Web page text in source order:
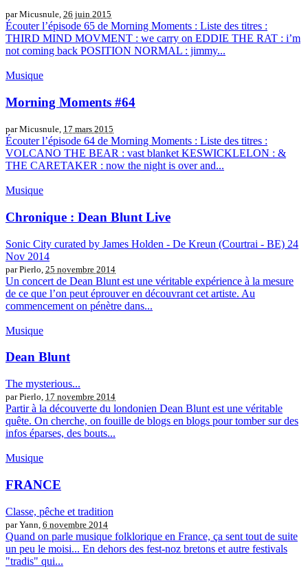
par Micusnule, 26 juin 2015
Écouter l’épisode 65 de Morning Moments : Liste des titres :
THIRD MIND MOVMENT : we carry on EDDIE THE RAT : i’m
not coming back POSITION NORMAL : jimmy...
Musique
Morning Moments #64
par Micusnule, 17 mars 2015
Écouter l’épisode 64 de Morning Moments : Liste des titres :
VOLCANO THE BEAR : vast blanket KESWICKLELON : &
THE CARETAKER : now the night is over and...
Musique
Chronique : Dean Blunt Live
Sonic City curated by James Holden - De Kreun (Courtrai - BE) 24
Nov 2014
par Pierlo, 25 novembre 2014
Un concert de Dean Blunt est une véritable expérience à la mesure
de ce que l’on peut éprouver en découvrant cet artiste. Au
commencement on pénètre dans...
Musique
Dean Blunt
The mysterious...
par Pierlo, 17 novembre 2014
Partir à la découverte du londonien Dean Blunt est une véritable
quête. On cherche, on fouille de blogs en blogs pour tomber sur des
infos éparses, des bouts...
Musique
FRANCE
Classe, pêche et tradition
par Yann, 6 novembre 2014
Quand on parle musique folklorique en France, ça sent tout de suite
un peu le moisi... En dehors des fest-noz bretons et autre festivals
"tradis" qui...